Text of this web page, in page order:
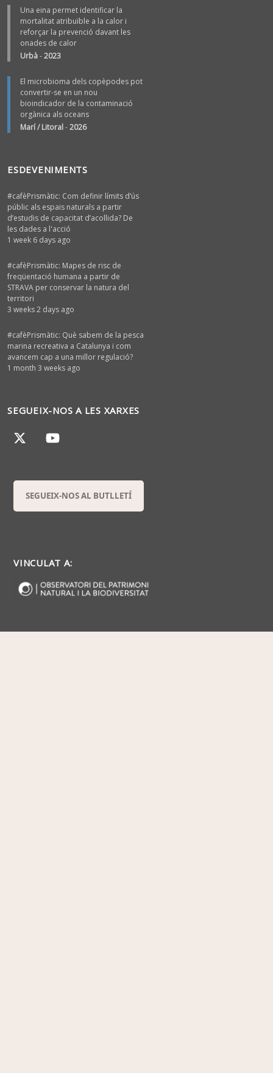
Una eina permet identificar la
mortalitat atribuïble a la calor i
reforçar la prevenció davant les
onades de calor
Urbà-2023
El microbioma dels copèpodes pot
convertir-se en un nou
bioindicador de la contaminació
orgànica als oceans
Marí / Litoral-2026
ESDEVENIMENTS
#cafèPrismàtic: Com definir límits d’ús
públic als espais naturals a partir
d’estudis de capacitat d’acollida? De
les dades a l'acció
1 week 6 days ago
#cafèPrismàtic: Mapes de risc de
freqüentació humana a partir de
STRAVA per conservar la natura del
territori
3 weeks 2 days ago
#cafèPrismàtic: Què sabem de la pesca
marina recreativa a Catalunya i com
avancem cap a una millor regulació?
1 month 3 weeks ago
SEGUEIX-NOS A LES XARXES
SEGUEIX-NOS AL BUTLLETÍ
VINCULAT A: